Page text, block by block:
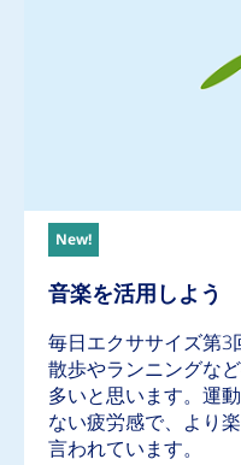
New!
音楽を活用しよう
毎日エクササイズ第3
散歩やランニングな
多いと思います。運
ない疲労感で、より
言われています。